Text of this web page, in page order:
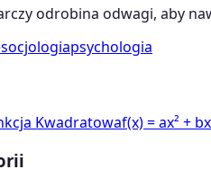
odrobina odwagi, aby
socjologiapsychologia
Kwadratowaf(x) = ax² +